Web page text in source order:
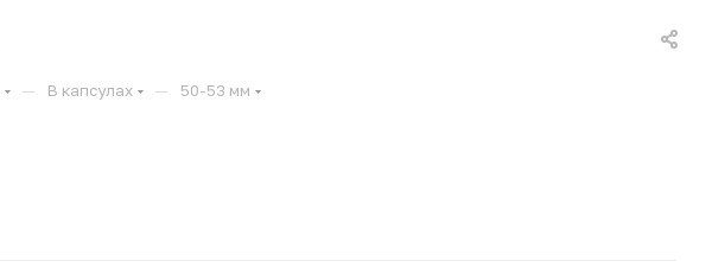
— В капсулах — 50-53 мм